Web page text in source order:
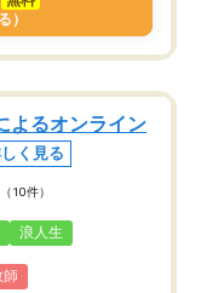
）
よるオンライン
く見る
（10件）
浪人生
師